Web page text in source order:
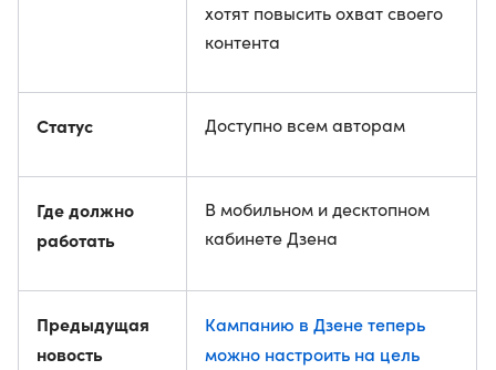
хотят повысить охват своего
контента
Статус Доступно всем авторам
Где должно
работать
В мобильном и десктопном
кабинете Дзена
Предыдущая
новость
Кампанию в Дзене теперь
можно настроить на цель